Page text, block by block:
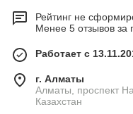
Рейтинг не
Менее 5 отзывов за
Работает с
г. Алматы
Алматы, проспект
Казахстан